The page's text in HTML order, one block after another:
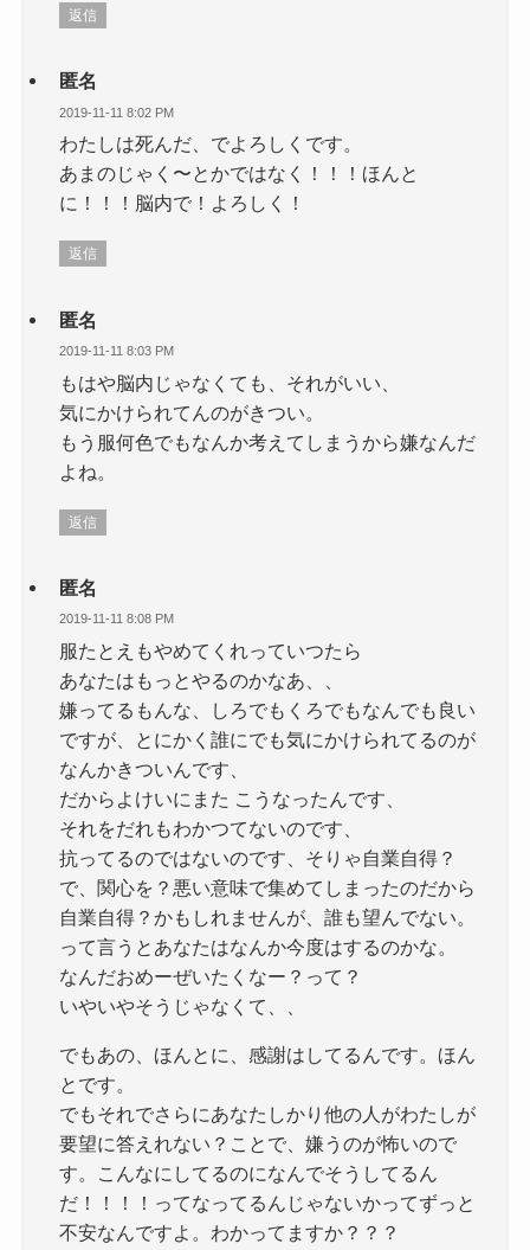
返信
匿名
2019-11-11 8:02 PM
わたしは死んだ、でよろしくです。
あまのじゃく〜とかではなく！！！ほんと
に！！！脳内で！よろしく！
返信
匿名
2019-11-11 8:03 PM
もはや脳内じゃなくても、それがいい、
気にかけられてんのがきつい。
もう服何色でもなんか考えてしまうから嫌なんだ
よね。
返信
匿名
2019-11-11 8:08 PM
服たとえもやめてくれっていつたら
あなたはもっとやるのかなあ、、
嫌ってるもんな、しろでもくろでもなんでも良い
ですが、とにかく誰にでも気にかけられてるのが
なんかきついんです、
だからよけいにまた こうなったんです、
それをだれもわかつてないのです、
抗ってるのではないのです、そりゃ自業自得？
で、関心を？悪い意味で集めてしまったのだから
自業自得？かもしれませんが、誰も望んでない。
って言うとあなたはなんか今度はするのかな。
なんだおめーぜいたくなー？って？
いやいやそうじゃなくて、、
でもあの、ほんとに、感謝はしてるんです。ほん
とです。
でもそれでさらにあなたしかり他の人がわたしが
要望に答えれない？ことで、嫌うのが怖いので
す。こんなにしてるのになんでそうしてるん
だ！！！！ってなってるんじゃないかってずっと
不安なんですよ。わかってますか？？？